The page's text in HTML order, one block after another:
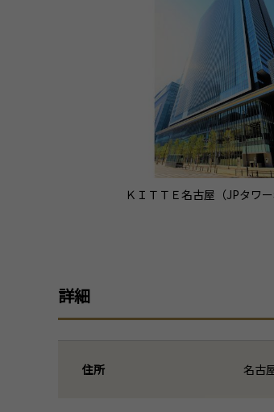
ＫＩＴＴＥ名古屋（JPタワ
詳細
住所 名古